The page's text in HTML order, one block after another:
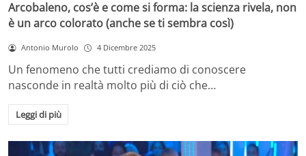
Arcobaleno, cos’è e come si forma: la scienza rivela, non
è un arco colorato (anche se ti sembra così)
Antonio Murolo 4 Dicembre 2025
Un fenomeno che tutti crediamo di conoscere
nasconde in realtà molto più di ciò che…
Leggi di più